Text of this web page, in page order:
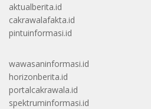
aktualberita.id
cakrawalafakta.id
pintuinformasi.id
wawasaninformasi.id
horizonberita.id
portalcakrawala.id
spektruminformasi.id